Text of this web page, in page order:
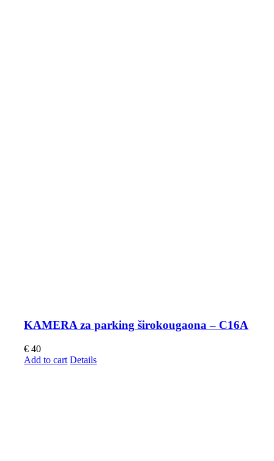
KAMERA za parking širokougaona – C16A
€ 40
Add to cart Details